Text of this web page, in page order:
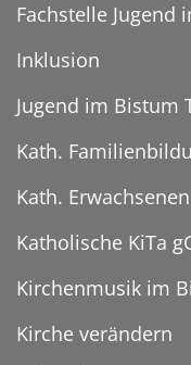
Fachstelle Jugend
Inklusion
Jugend im Bistum
Kath.
Kath.
Katholische KiTa
Kirchenmusik im
Kirche verändern